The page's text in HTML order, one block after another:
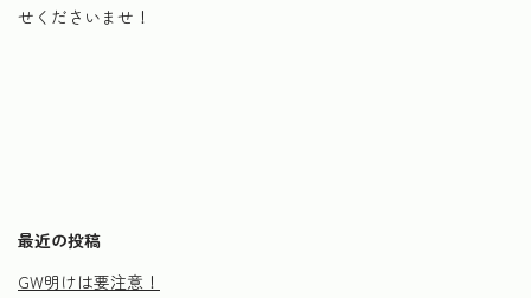
せくださいませ！
最近の投稿
GW明けは要注意！